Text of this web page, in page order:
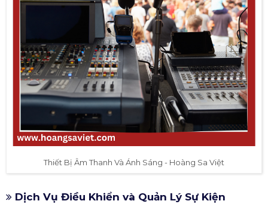
Thiết Bị Âm Thanh Và Ánh Sáng - Hoàng Sa Việt
Dịch Vụ Điều Khiển và Quản Lý Sự Kiện